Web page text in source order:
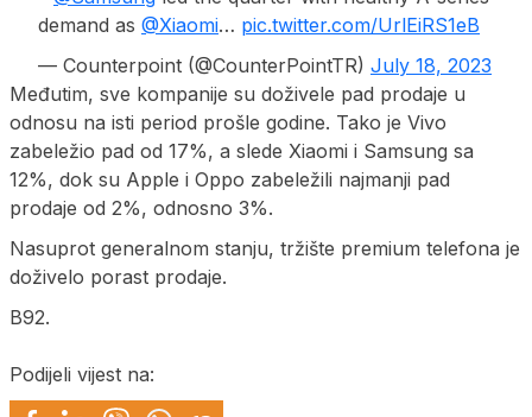
demand as @Xiaomi… pic.twitter.com/UrlEiRS1eB
— Counterpoint (@CounterPointTR) July 18, 2023
Međutim, sve kompanije su doživele pad prodaje u
odnosu na isti period prošle godine. Tako je Vivo
zabeležio pad od 17%, a slede Xiaomi i Samsung sa
12%, dok su Apple i Oppo zabeležili najmanji pad
prodaje od 2%, odnosno 3%.
Nasuprot generalnom stanju, tržište premium telefona je
doživelo porast prodaje.
B92.
Podijeli vijest na: